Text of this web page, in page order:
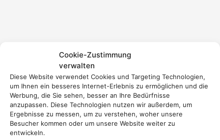
Cookie-Zustimmung
verwalten
Diese Website verwendet Cookies und Targeting Technologien,
um Ihnen ein besseres Internet-Erlebnis zu ermöglichen und die
Werbung, die Sie sehen, besser an Ihre Bedürfnisse
anzupassen. Diese Technologien nutzen wir außerdem, um
Ergebnisse zu messen, um zu verstehen, woher unsere
Besucher kommen oder um unsere Website weiter zu
entwickeln.